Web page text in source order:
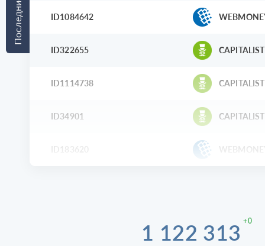
ID1084642
ID322655 CAPITALIST
ID1114738 CAPITALIST
ID34901 CAPITALIST
1 122 313 +0